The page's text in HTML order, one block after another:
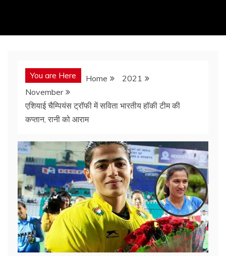
You are Here Home
2021
November
एशियाई चैम्पियंस ट्रॉफी में सविता भारतीय हॉकी टीम की
कप्तान, रानी को आराम